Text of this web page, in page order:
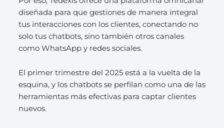
diseñada para que gestiones de manera integral
tus interacciones con los clientes, conectando no
solo tus chatbots, sino también otros canales
como WhatsApp y redes sociales.
El primer trimestre del 2025 está a la vuelta de la
esquina, y los chatbots se perfilan como una de las
herramientas más efectivas para captar clientes
nuevos.